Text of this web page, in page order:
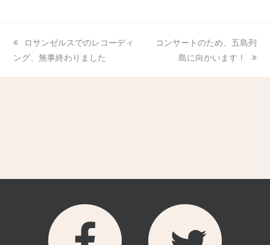
ロサンゼルスでのレコーディ
ング、無事終わりました
コンサートのため、五島列
島に向かいます！